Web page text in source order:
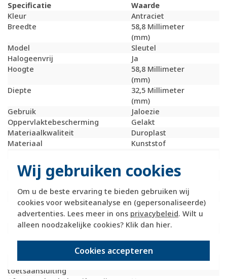
Wij gebruiken cookies
Om u de beste ervaring te bieden gebruiken wij
cookies voor websiteanalyse en (gepersonaliseerde)
advertenties. Lees meer in ons privacybeleid. Wilt u
alleen noodzakelijke cookies? Klik dan hier.
Cookies accepteren
Specificatie
Waarde
Kleur
Antraciet
Breedte
58,8 Millimeter
(mm)
Model
Sleutel
Halogeenvrij
Ja
Hoogte
58,8 Millimeter
(mm)
Diepte
32,5 Millimeter
(mm)
Gebruik
Jaloezie
Oppervlaktebescherming
Gelakt
Materiaalkwaliteit
Duroplast
Materiaal
Kunststof
Opdruk/indicatie
Diverse symbolen
Controlevenster/verlicht
Nee
Met indicatieveld
Nee
Met verwisselbare
lens/symbool
Nee
Uitvoering oppervlakte
Mat
Geschikt voor
beschermingsgraad (IP)
IP20
Geschikt voor bussysteem-
toetsaansluiting
Nee